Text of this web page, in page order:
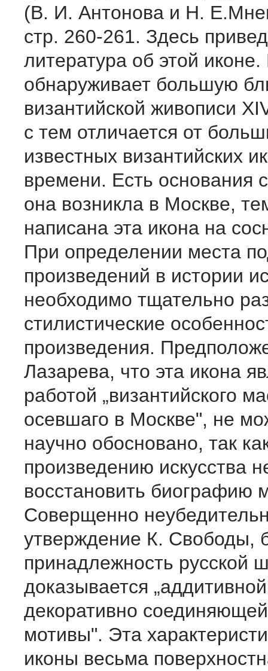
(В. И. Антонова и Н.
стр. 260-261. Здесь
литература об этой
обнаруживает большую
византийской живописи
с тем отличается от
известных византийских
времени. Есть основания
она возникла в Москве,
написана эта икона на
При определении места
произведений в истории
необходимо тщательно
стилистические
произведения.
Лазарева, что эта икона
работой „византийского
осевшаго в Москве", не
научно обосновано, так
произведению искусства
восстановить биографию
Соверщенно
утверждение К. Свободы,
принадлежность русской
доказывается
декоративно
мотивы". Эта
иконы весьма